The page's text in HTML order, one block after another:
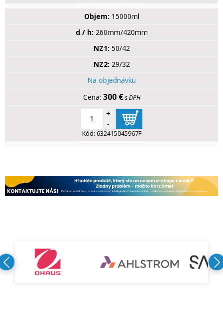
Objem: 15000ml
d / h: 260mm/420mm
NZ1: 50/42
NZ2: 29/32
Na objednávku
300 € s DPH
+
-
Kód: 632415045967F